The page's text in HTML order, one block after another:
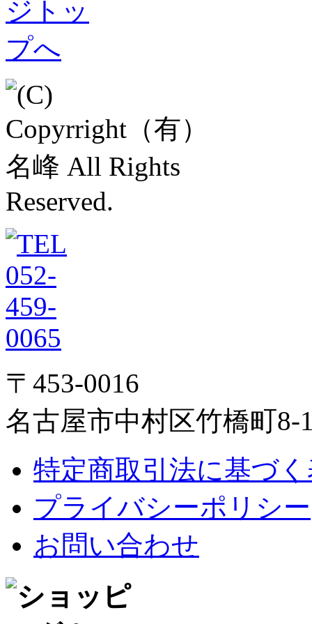
〒453-0016
名古屋市中村区竹橋町8-
特定商取引法に基づ
プライバシーポリシー
お問い合わせ